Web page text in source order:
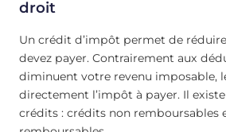
droit
Un crédit d’impôt permet de
devez payer. Contrairement aux
diminuent votre revenu imposable,
directement l’impôt à payer. Il
crédits : crédits non remboursables